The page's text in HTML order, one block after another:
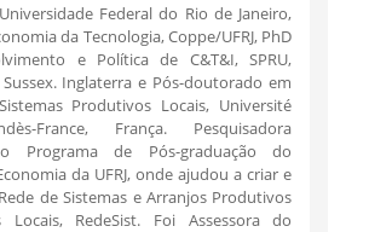
Federal do Rio de Janeiro,
da Tecnologia, Coppe/UFRJ, PhD
e Política de C&T&I, SPRU,
Inglaterra e Pós-doutorado em
Produtivos Locais, Université
France, França. Pesquisadora
Programa de Pós-graduação do
da UFRJ, onde ajudou a criar e
de Sistemas e Arranjos Produtivos
Locais, RedeSist. Foi Assessora do